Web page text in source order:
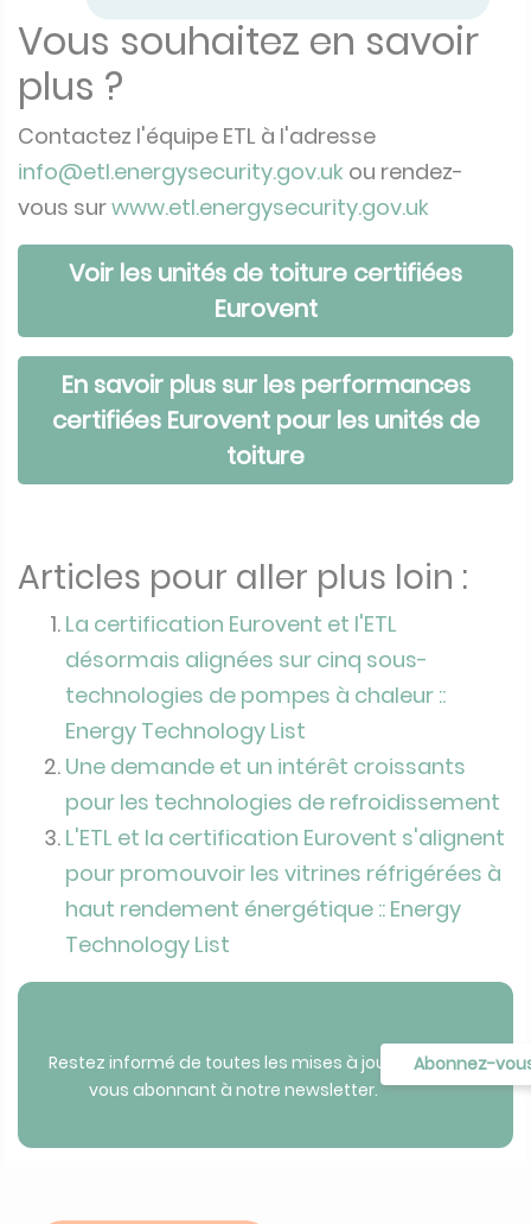
Vous souhaitez en savoir
plus ?
Contactez l'équipe ETL à l'adresse
info@etl.energysecurity.gov.uk ou rendez-
vous surwww.etl.energysecurity.gov.uk
Voir les unités de toiture certifiées
Eurovent
En savoir plus sur les performances
certifiées Eurovent pour les unités de
toiture
Articles pour aller plus loin :
La certification Eurovent et l'ETL
désormais alignées sur cinq sous-
technologies de pompes à chaleur ::
Energy Technology List
Une demande et un intérêt croissants
pour les technologies de refroidissement
L'ETL et la certification Eurovent s'alignent
pour promouvoir les vitrines réfrigérées à
haut rendement énergétique :: Energy
Technology List
Restez informé de toutes les mises à jour en
vous abonnant à notre newsletter.
Abonnez-